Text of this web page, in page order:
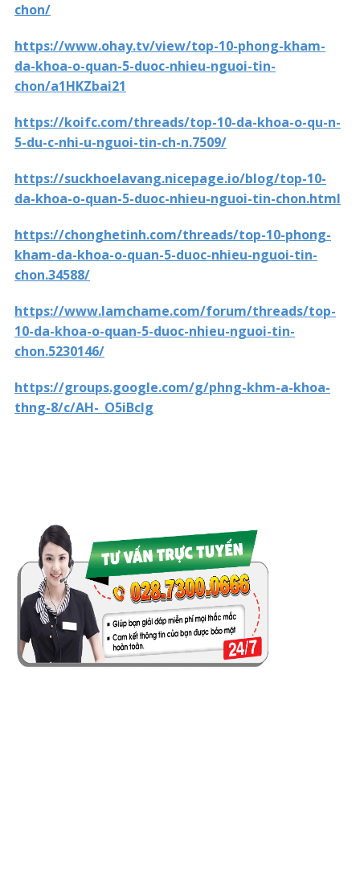
chon/
https://www.ohay.tv/view/top-10-phong-kham-
da-khoa-o-quan-5-duoc-nhieu-nguoi-tin-
chon/a1HKZbai21
https://koifc.com/threads/top-10-da-khoa-o-qu-n-
5-du-c-nhi-u-nguoi-tin-ch-n.7509/
https://suckhoelavang.nicepage.io/blog/top-10-
da-khoa-o-quan-5-duoc-nhieu-nguoi-tin-chon.html
https://chonghetinh.com/threads/top-10-phong-
kham-da-khoa-o-quan-5-duoc-nhieu-nguoi-tin-
chon.34588/
https://www.lamchame.com/forum/threads/top-
10-da-khoa-o-quan-5-duoc-nhieu-nguoi-tin-
chon.5230146/
https://groups.google.com/g/phng-khm-a-khoa-
thng-8/c/AH-_O5iBcIg